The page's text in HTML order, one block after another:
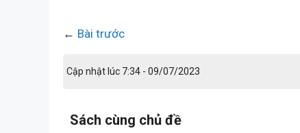
← Bài trước
Cập nhật lúc 7:34 - 09/07/2023
Sách cùng chủ đề